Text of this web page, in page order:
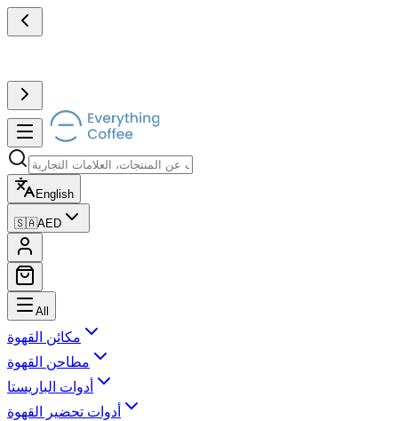
English
🇸🇦AED
All
مكائن القهوة
مطاحن القهوة
أدوات الباريستا
أدوات تحضير القهوة